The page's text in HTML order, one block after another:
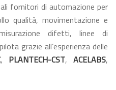
fornitori di automazione per
qualità, movimentazione e
difetti, linee di
grazie all’esperienza delle
, PLANTECH-CST, ACELABS,